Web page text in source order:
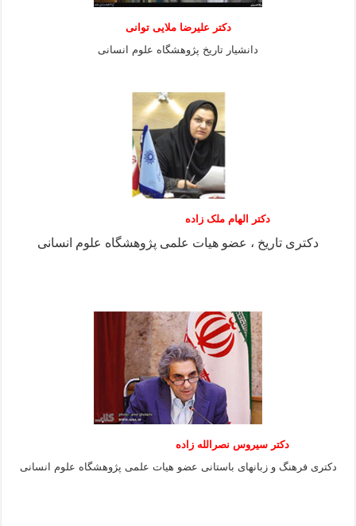
دكتر عليرضا ملايى توانی
دانشيار تاريخ پژوهشگاه علوم انسانی
دکتر الهام ملک زاده
دکتری تاریخ ، عضو هیات علمی پژوهشگاه علوم انسانی
دکتر سیروس نصرالله زاده
دکتری فرهنگ و زبانهای باستانی عضو هیات علمی پژوهشگاه علوم انسانی